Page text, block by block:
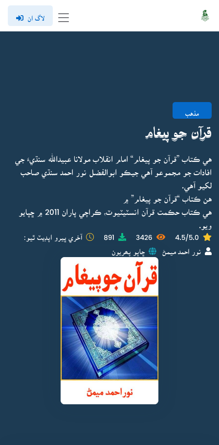
لاگ ان
مذهب
قرآن جو پيغام
هي ڪتاب ”قرآن جو پيغام“ امام انقلاب مولانا عبيدالله سنڌيءَ جي
افادات جو مجموعو آهي جيڪو ابوالفضل نور احمد سنڌي صاحب
لکيو آهي.
هن ڪتاب “قرآن جو پيغام” ۾
هي ڪتاب حڪمت قرآن انسٽيٽيوٽ، ڪراچي پاران 2011 ۾ ڇپايو
4.5/5.0
3426
891 آخري ڀيرو اپڊيٽ ٿيو:
نور احمد ميمڻ ڇاپو پھريون